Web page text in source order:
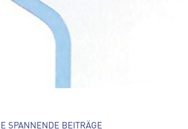
SPANNENDE BEITRÄGE